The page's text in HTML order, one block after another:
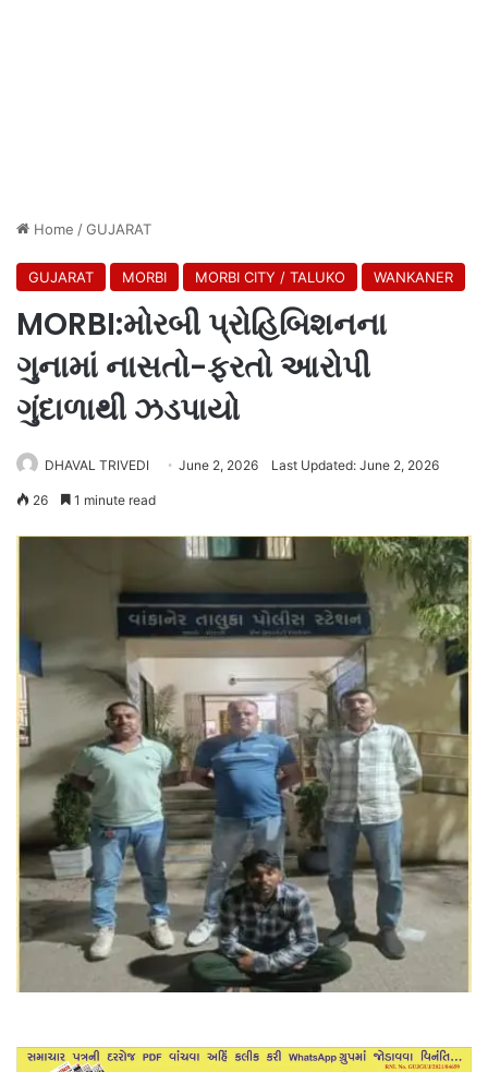
Home /GUJARAT
GUJARAT MORBI MORBI CITY / TALUKO WANKANER
MORBI:મોરબી પ્રોહિબિશનના
ગુનામાં નાસતો-ફરતો આરોપી
ગુંદાળાથી ઝડપાયો
DHAVAL TRIVEDI June 2, 2026 Last Updated: June 2, 2026
26 1 minute read